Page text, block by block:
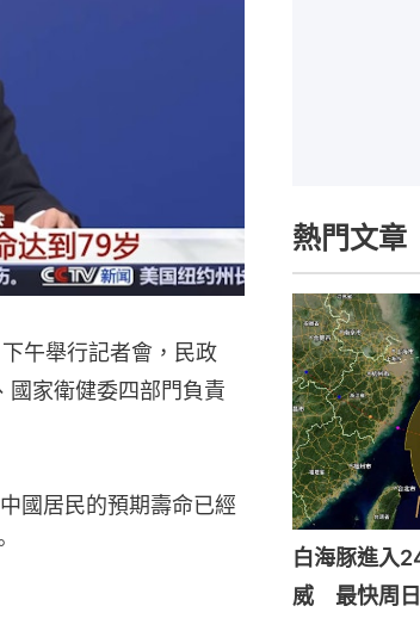
午舉行記者會，民政
國家衛健委四部門負責
國居民的預期壽命已經
熱門文章
白海豚進入
威 最快周